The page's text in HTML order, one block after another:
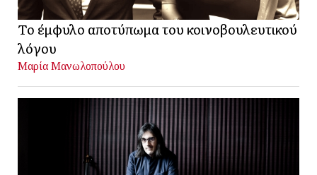
Το έμφυλο αποτύπωμα του κοινοβουλευτικού
λόγου
Μαρία Μανωλοπούλου